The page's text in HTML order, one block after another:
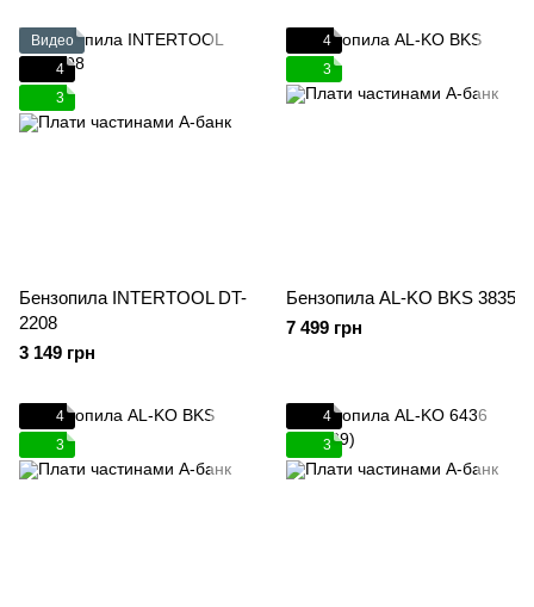
Видео
4
3
Бензопила INTERTOOL DT-
2208
3 149 грн
4
3
Бензопила AL-KO BKS 3835
7 499 грн
4
3
4
3